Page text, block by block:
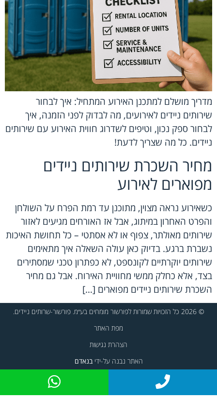
מדריך מושלם למתכנן האירוע המתחיל: איך לבחור
שירותים ניידים לאירועים, מה לבדוק לפני הזמנה, איך
לבחור ספק נכון, וטיפים לשדרוג חווית האירוע עם שירותים
ניידים. כל מה שצריך לדעת!
מחיר השכרת שירותים ניידים
מפוארים לאירוע
כשאירוע נראה מצוין, מתוכנן עד רמת הפרח על השולחן
והפרט האחרון במיתוג, אבל אז האורחים מגיעים לאזור
שירותים מאולתר, צפוף או לא אסתטי – כל תחושת האיכות
נשברת ברגע. בדיוק כאן עולה השאלה איך מתאימים
שירותים יוקרתיים לקונספט, לא כפתרון טכני שמסתירים
בצד, אלא כחלק ממשי מחוויית האירוח. אבל גם מחיר
השכרת שירותים ניידים מפוארים […]
© 2026 כל הזכויות שמורות לפורשור מומחים בע״מ. פורשור-שרותים ניידים.
מפת האתר
הצהרת נגישות
האתר נבנה על-ידיבנאדם